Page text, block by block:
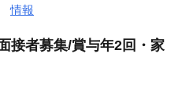
情報
接者募集/賞与年2回・家